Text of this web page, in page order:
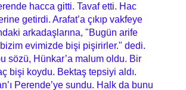
hacca gitti. Tavaf etti. Hac
getirdi. Arafat’a çıkıp vakfeye
arkadaşlarına, "Bugün arife
evimizde bişi pişirirler." dedi.
sözü, Hünkar’a malum oldu. Bir
bişi koydu. Bektaş tepsiyi aldı.
Perende’ye sundu. Halk da bunu